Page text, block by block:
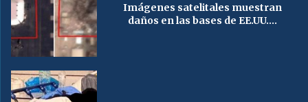
Imágenes satelitales muestran
daños en las bases de EE.UU....